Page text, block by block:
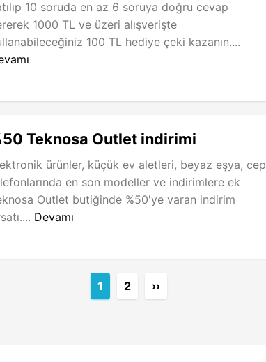
10 soruda en az 6 soruya doğru cevap
1000 TL ve üzeri alışverişte
100 TL hediye çeki kazanın....
Teknosa Outlet indirimi
ürünler, küçük ev aletleri, beyaz eşya, cep
en son modeller ve indirimlere ek
Outlet butiğinde %50'ye varan indirim
Devamı
1 2 ››